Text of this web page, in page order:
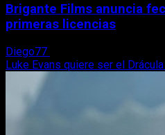
Brigante Films anuncia
primeras licencias
Diego77
Luke Evans quiere ser el